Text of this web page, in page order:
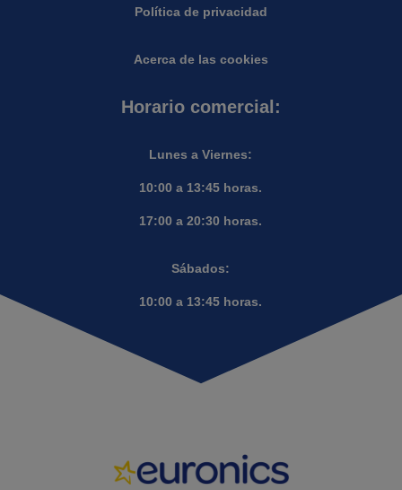
Política de privacidad
Acerca de las cookies
Horario comercial:
Lunes a Viernes:
10:00 a 13:45 horas.
17:00 a 20:30 horas.
Sábados:
10:00 a 13:45 horas.